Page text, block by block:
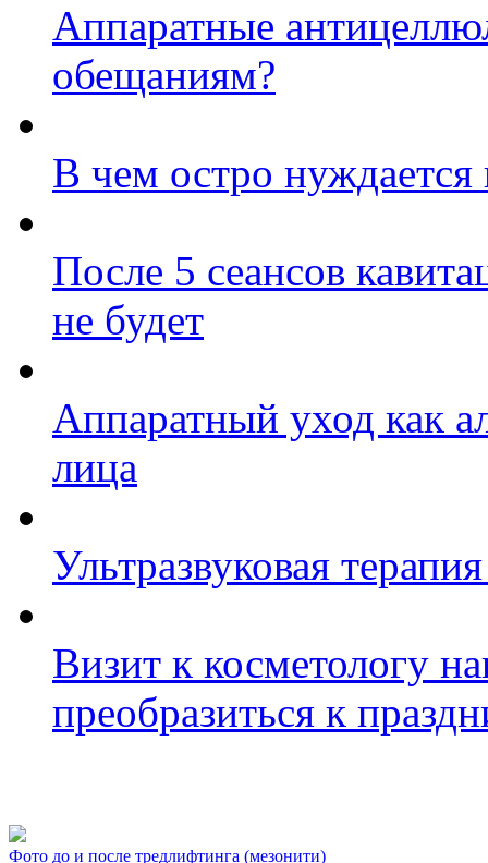
Аппаратные
обещаниям?
В чем остро
После 5 сеансов
не будет
Аппаратный уход как
лица
Ультразвуковая
Визит к косметологу
преобразиться к
Фото до и после тредлифтинга (мезонити)